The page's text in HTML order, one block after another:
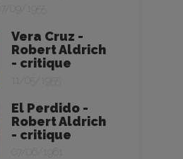
07/09/1955
Vera Cruz -
Robert Aldrich
- critique
11/05/1955
El Perdido -
Robert Aldrich
- critique
07/06/1961